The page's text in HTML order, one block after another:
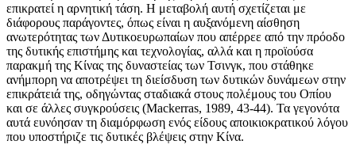
επικρατεί η αρνητική τάση. Η μεταβολή αυτή σχετίζεται με
διάφορους παράγοντες, όπως είναι η αυξανόμενη αίσθηση
ανωτερότητας των Δυτικοευρωπαίων που απέρρεε από την πρόοδο
της δυτικής επιστήμης και τεχνολογίας, αλλά και η προϊούσα
παρακμή της Κίνας της δυναστείας των Τσινγκ, που στάθηκε
ανήμπορη να αποτρέψει τη διείσδυση των δυτικών δυνάμεων στην
επικράτειά της, οδηγώντας σταδιακά στους πολέμους του Οπίου
και σε άλλες συγκρούσεις (Mackerras, 1989, 43-44). Τα γεγονότα
αυτά ευνόησαν τη διαμόρφωση ενός είδους αποικιοκρατικού λόγου
που υποστήριζε τις δυτικές βλέψεις στην Κίνα.